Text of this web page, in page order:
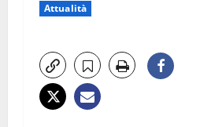
Attualità